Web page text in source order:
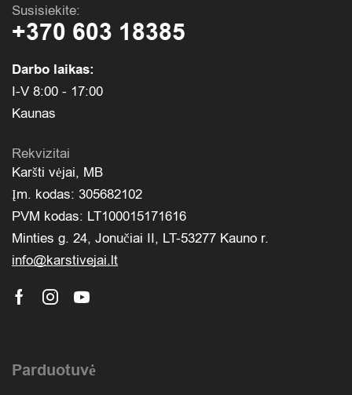
Susisiekite:
+370 603 18385
Darbo laikas:
I-V 8:00 - 17:00
Kaunas
Rekvizitai
Karšti vėjai, MB
Įm. kodas: 305682102
PVM kodas: LT100015171616
Minties g. 24, Jonučiai II, LT-53277 Kauno r.
info@karstivejai.lt
Parduotuvė